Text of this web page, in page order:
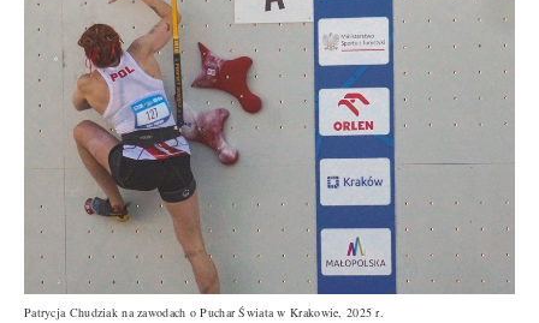
Patrycja Chudziak na zawodach o Puchar Świata w Krakowie, 2025 r.